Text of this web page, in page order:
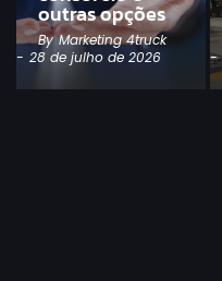
outras opções
By Marketing 4truck
- 28 de julho de 2026
-